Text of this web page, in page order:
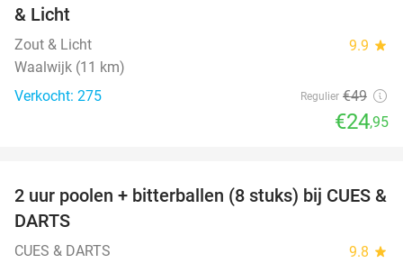
& Licht
Zout & Licht 9.9 star
Waalwijk (11 km)
Verkocht: 275
Regulier €49
€24,95
50%
2 uur poolen + bitterballen (8 stuks) bij CUES &
DARTS
CUES & DARTS 9.8 star